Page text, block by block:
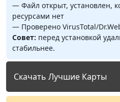
— Файл открыт, установлен,
ресурсами нет
— Проверено VirusTotal/
Совет: перед установкой
стабильнее.
Скачать Лучшие Карты